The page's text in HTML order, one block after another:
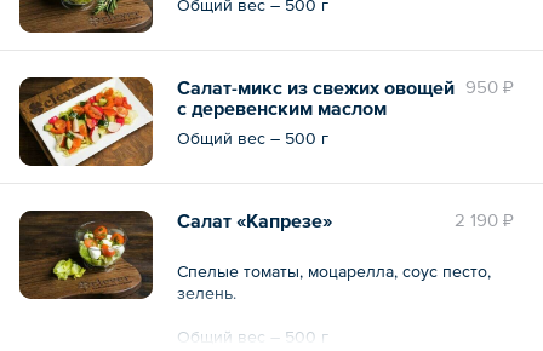
пармезаном
Общий вес – 500 г
950 ₽
Салат-микс из свежих овощей
с деревенским маслом
Общий вес – 500 г
2 190 ₽
Салат «Капрезе»
Спелые томаты, моцарелла, соус песто,
зелень.
Общий вес – 500 г